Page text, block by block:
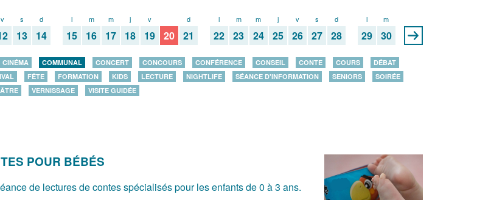
v s
13
d
14
l
15
m
16
m
17
j
18
v
19 20
d
21
l
22
m
23
m
24
j
25
v
26
s
27
d
28
l
29
m
30
CINÉMA COMMUNAL CONCERT CONCOURS CONFÉRENCE CONSEIL CONTE COURS
DÉBAT
FÊTE FORMATION KIDS LECTURE NIGHTLIFE SÉANCE D'INFORMATION SENIORS
SOIRÉE
VERNISSAGE VISITE GUIDÉE
POUR BÉBÉS
de lectures de contes spécialisés pour les enfants de 0 à 3 ans.